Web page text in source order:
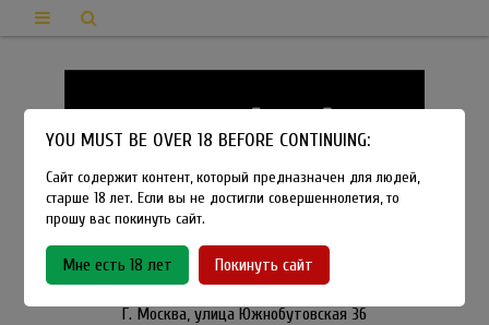
8-915-450-21-92
Розничный магазин Method Vapeshop
Г. Москва, улица Южнобутовская 36
YOU MUST BE OVER 18 BEFORE CONTINUING:
Сайт содержит контент, который предназначен для людей,
старше 18 лет. Если вы не достигли совершеннолетия, то
прошу вас покинуть сайт.
Мне есть 18 лет Покинуть сайт